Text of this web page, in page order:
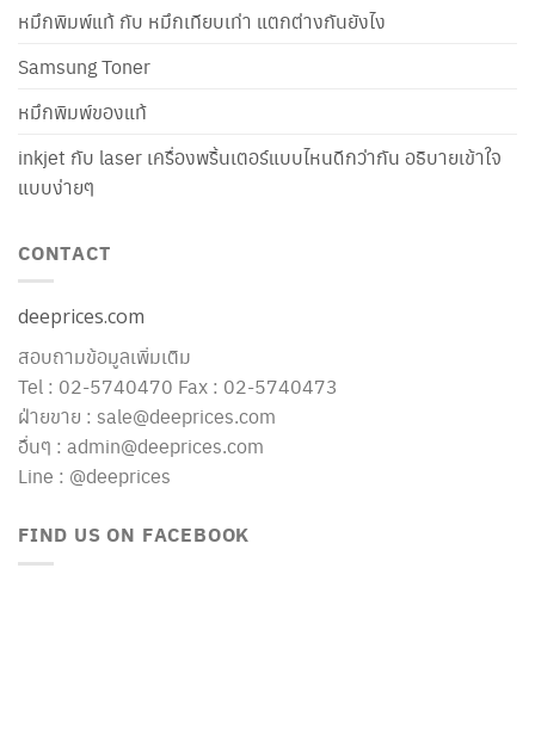
หมึกพิมพ์แท้ กับ หมึกเทียบเท่า แตกต่างกันยังไง
Samsung Toner
หมึกพิมพ์ของแท้
inkjet กับ laser เครื่องพริ้นเตอร์แบบไหนดีกว่ากัน อธิบายเข้าใจ
แบบง่ายๆ
CONTACT
deeprices.com
สอบถามข้อมูลเพิ่มเติม
Tel : 02-5740470 Fax : 02-5740473
ฝ่ายขาย : sale@deeprices.com
อื่นๆ : admin@deeprices.com
Line : @deeprices
FIND US ON FACEBOOK